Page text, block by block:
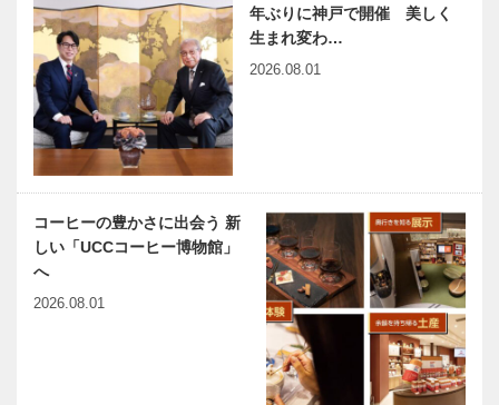
年ぶりに神戸で開催 美しく
生まれ変わ…
2026.08.01
コーヒーの豊かさに出会う 新
しい「UCCコーヒー博物館」
へ
2026.08.01